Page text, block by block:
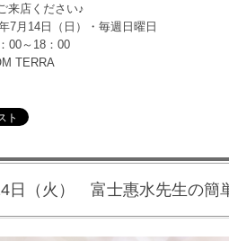
来店ください♪
7月14日（日）・毎週日曜日
00～18：00
TERRA
日（火） 富士惠水先生の簡